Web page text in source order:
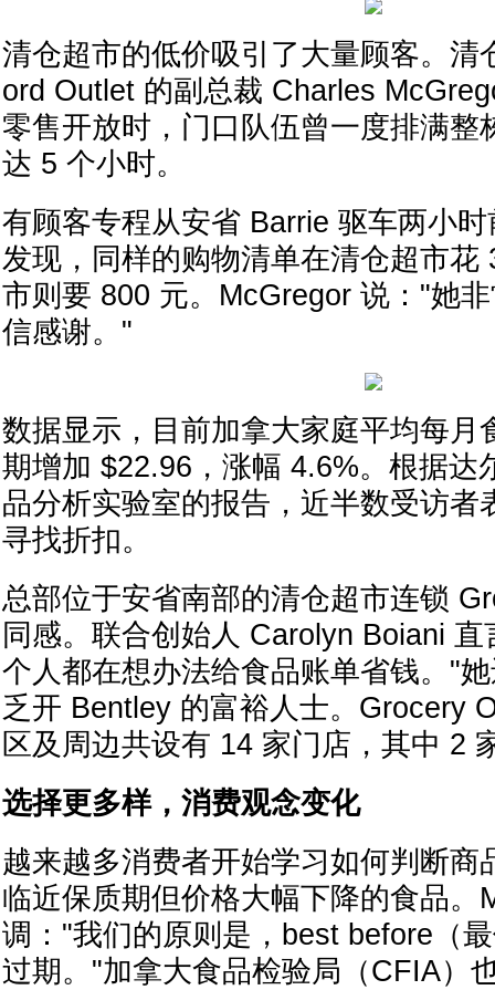
清仓超市的低价吸引了大量顾客。清
ord Outlet 的副总裁 Charles
零售开放时，门口队伍曾一度排满整
达 5 个小时。
有顾客专程从安省 Barrie 驱车两小
发现，同样的购物清单在清仓超市花
市则要 800 元。McGregor 说："她
信感谢。"
数据显示，目前加拿大家庭平均每月
期增加 $22.96，涨幅 4.6%。根据达
品分析实验室的报告，近半数受访者
寻找折扣。
总部位于安省南部的清仓超市连锁
同感。联合创始人 Carolyn Boiani
个人都在想办法给食品账单省钱。"
乏开 Bentley 的富裕人士。Grocery
区及周边共设有 14 家门店，其中 2
选择更多样，消费观念变化
越来越多消费者开始学习如何判断商
临近保质期但价格大幅下降的食品。
调："我们的原则是，best before（
过期。"加拿大食品检验局（CFIA）